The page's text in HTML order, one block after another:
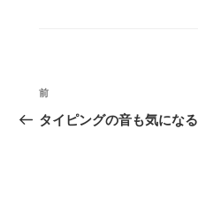
投
稿
前
の
前
タイピングの音も気になる